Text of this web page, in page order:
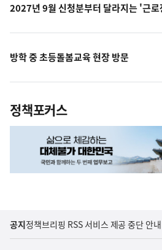
2027년 9월 신청분부터 달라지는 '근
방학 중 초등돌봄교육 현장 방문
정책포커스
공지정책브리핑 RSS 서비스 제공 중단 안내